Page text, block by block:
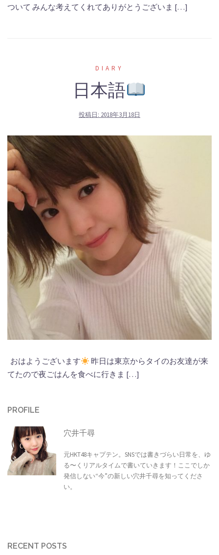
ついて みんな考えてくれてありがとうございま […]
DIARY
日本語
投稿日: 2018年3月18日
おはようございます
昨日は東京からタイのお友達が来
てたので夜ごはんを食べに行きま […]
PROFILE
穴井千尋
元HKT48キャプテン。SNSでは書きづらい日常を、ゆ
る〜くリアルタイムで書いていきます！ここでしか
発信しない“今”の新しい穴井千尋を知ってくださ
い。
RECENT POSTS